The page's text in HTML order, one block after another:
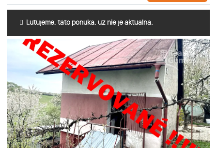
Ľutujeme, táto ponuka, už nie je aktuálna.